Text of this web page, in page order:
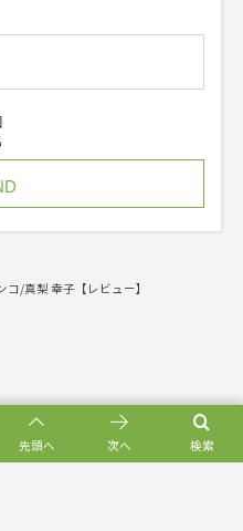
コ/真梨 幸子【レビュー】
検索
先頭へ 次へ